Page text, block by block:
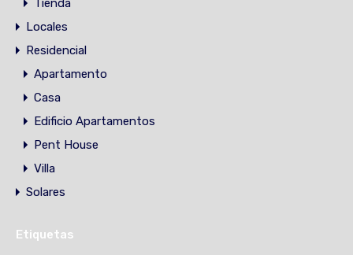
Tienda
Locales
Residencial
Apartamento
Casa
Edificio Apartamentos
Pent House
Villa
Solares
Etiquetas